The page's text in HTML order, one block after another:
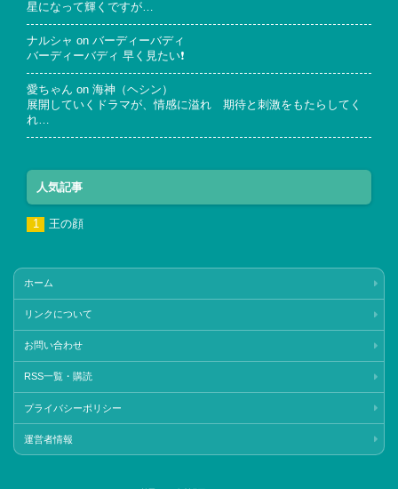
星になって輝くですが…
ナルシャ on バーディーバディ
バーディーバディ 早く見たい❗
愛ちゃん on 海神（ヘシン）
展開していくドラマが、情感に溢れ 期待と刺激をもたらしてく
れ…
人気記事
王の顔
ホーム
リンクについて
お問い合わせ
RSS一覧・購読
プライバシーポリシー
運営者情報